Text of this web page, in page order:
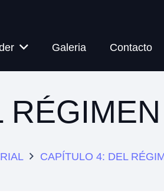
Galeria Contacto
CAPÍTULO 4: DEL